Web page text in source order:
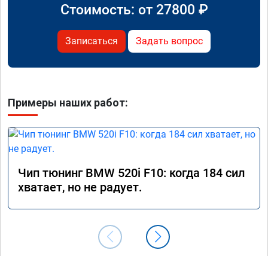
Стоимость: от 27800 ₽
Записаться Задать вопрос
Примеры наших работ:
Чип тюнинг BMW 520i F10: когда 184 сил
хватает, но не радует.